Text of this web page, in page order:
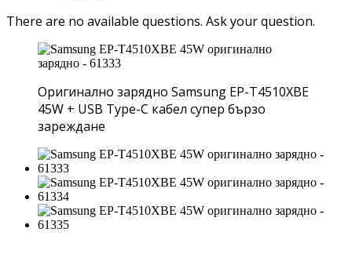
There are no available questions. Ask your question.
Оригинално зарядно Samsung EP-T4510XBE
45W + USB Type-C кабел супер бързо
зареждане